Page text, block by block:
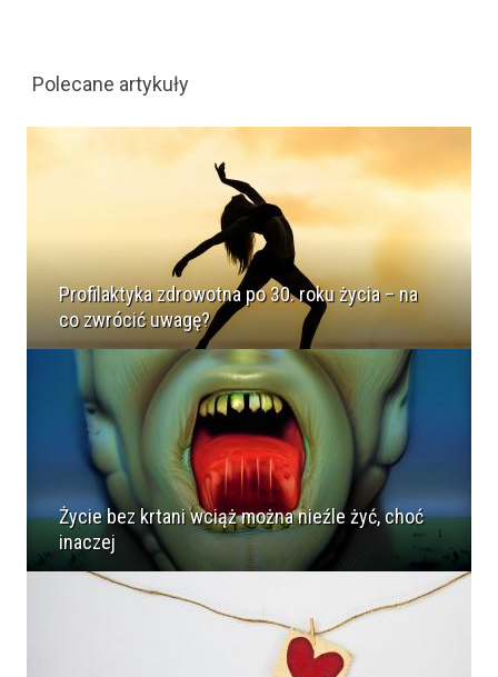
Polecane artykuły
Profilaktyka zdrowotna po 30. roku życia – na
co zwrócić uwagę?
Życie bez krtani wciąż można nieźle żyć, choć
inaczej